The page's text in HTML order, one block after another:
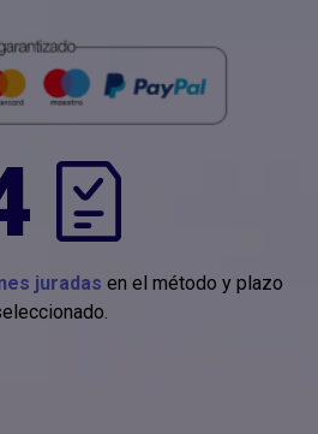
juradas en el método y plazo